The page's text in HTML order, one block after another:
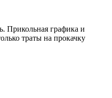
Прикольная графика и
траты на прокачку